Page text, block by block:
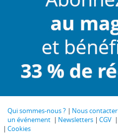
Qui sommes-nous ? Nous contacter
un événement
Newsletters CGV
Cookies